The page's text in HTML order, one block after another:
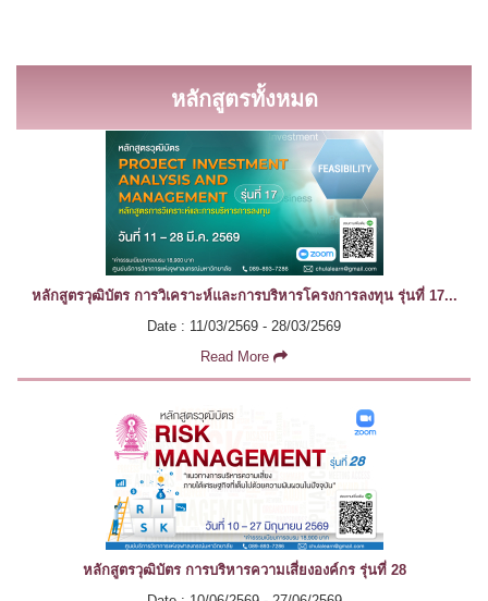
หลักสูตรทั้งหมด
หลักสูตรวุฒิบัตร การวิเคราะห์และการบริหารโครงการลงทุน รุ่นที่ 17...
Date : 11/03/2569 - 28/03/2569
Read More
หลักสูตรวุฒิบัตร การบริหารความเสี่ยงองค์กร รุ่นที่ 28